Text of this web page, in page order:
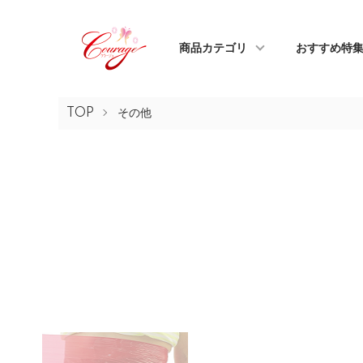
商品カテゴリ おすすめ特
TOP その他